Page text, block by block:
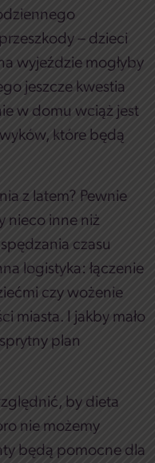
– dzieci
wyjeździe mogłyby
jeszcze kwestia
w domu wciąż jest
które będą
z latem? Pewnie
nieco inne niż
czasu
logistyka: łączenie
czy wożenie
miasta. I jakby mało
plan
by dieta
nie możemy
będą pomocne dla